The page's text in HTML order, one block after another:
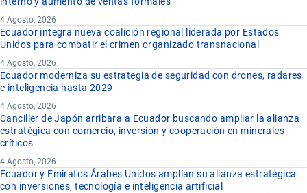
4 Agosto, 2026
Ecuador integra nueva coalición regional liderada por Estados
Unidos para combatir el crimen organizado transnacional
4 Agosto, 2026
Ecuador moderniza su estrategia de seguridad con drones, radares
e inteligencia hasta 2029
4 Agosto, 2026
Canciller de Japón arribara a Ecuador buscando ampliar la alianza
estratégica con comercio, inversión y cooperación en minerales
críticos
4 Agosto, 2026
Ecuador y Emiratos Árabes Unidos amplían su alianza estratégica
con inversiones, tecnología e inteligencia artificial